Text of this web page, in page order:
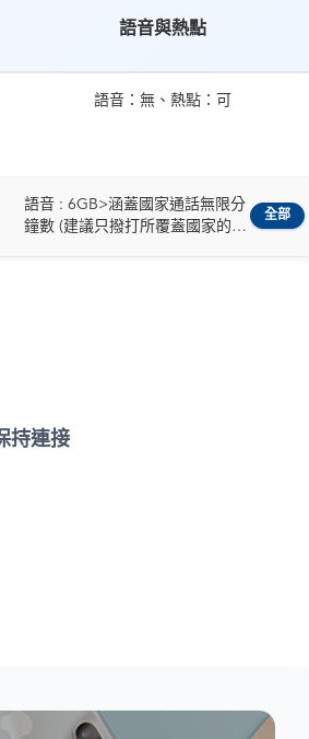
語音與熱點
語音：無、熱點：可
語音 : 6GB>涵蓋國家通話無限分
鐘數 (建議只撥打所覆蓋國家的私
全部
持連接